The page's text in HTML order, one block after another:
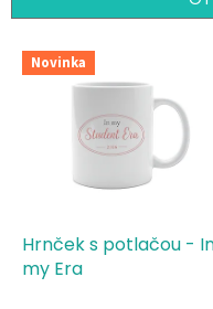
i
o
V
d
Novinka
Hrnček s potlačou -
my Era